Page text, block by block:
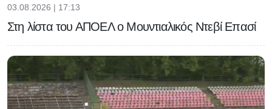
03.08.2026 | 17:13
Στη λίστα του ΑΠΟΕΛ ο Μουντιαλικός Ντεβί Επασί